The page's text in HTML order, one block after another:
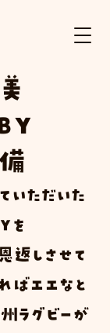
美
いただいた
を
返しさせて
ばエエなと
ラグビーが